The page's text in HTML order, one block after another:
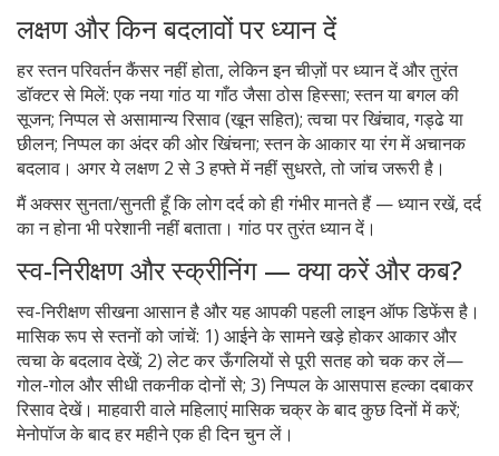
लक्षण और किन बदलावों पर ध्यान दें
हर स्तन परिवर्तन कैंसर नहीं होता, लेकिन इन चीज़ों पर ध्यान दें और तुरंत
डॉक्टर से मिलें: एक नया गांठ या गाँठ जैसा ठोस हिस्सा; स्तन या बगल की
सूजन; निप्पल से असामान्य रिसाव (खून सहित); त्वचा पर खिंचाव, गड्ढे या
छीलन; निप्पल का अंदर की ओर खिंचना; स्तन के आकार या रंग में अचानक
बदलाव। अगर ये लक्षण 2 से 3 हफ्ते में नहीं सुधरते, तो जांच जरूरी है।
मैं अक्सर सुनता/सुनती हूँ कि लोग दर्द को ही गंभीर मानते हैं — ध्यान रखें, दर्द
का न होना भी परेशानी नहीं बताता। गांठ पर तुरंत ध्यान दें।
स्व-निरीक्षण और स्क्रीनिंग — क्या करें और कब?
स्व-निरीक्षण सीखना आसान है और यह आपकी पहली लाइन ऑफ डिफेंस है।
मासिक रूप से स्तनों को जांचें: 1) आईने के सामने खड़े होकर आकार और
त्वचा के बदलाव देखें; 2) लेट कर ऊँगलियों से पूरी सतह को चक कर लें—
गोल-गोल और सीधी तकनीक दोनों से; 3) निप्पल के आसपास हल्का दबाकर
रिसाव देखें। माहवारी वाले महिलाएं मासिक चक्र के बाद कुछ दिनों में करें;
मेनोपॉज के बाद हर महीने एक ही दिन चुन लें।